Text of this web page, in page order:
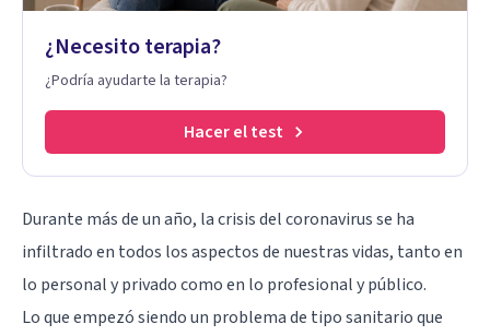
¿Necesito terapia?
¿Podría ayudarte la terapia?
Hacer el test
Durante más de un año, la crisis del coronavirus se ha
infiltrado en todos los aspectos de nuestras vidas, tanto en
lo personal y privado como en lo profesional y público.
Lo que empezó siendo un problema de tipo sanitario que